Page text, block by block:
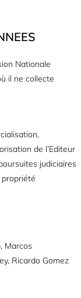
Nationale
il ne collecte
de l’Editeur
judiciaires
Marcos
Ricardo Gomez